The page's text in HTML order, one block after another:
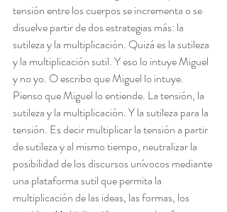
tensión entre los cuerpos se incrementa o se
disuelve partir de dos estrategias más: la
sutileza y la multiplicación. Quizá es la sutileza
y la multiplicación sutil. Y eso lo intuye Miguel
y no yo. O escribo que Miguel lo intuye.
Pienso que Miguel lo entiende. La tensión, la
sutileza y la multiplicación. Y la sutileza para la
tensión. Es decir multiplicar la tensión a partir
de sutileza y al mismo tiempo, neutralizar la
posibilidad de los discursos unívocos mediante
una plataforma sutil que permita la
multiplicación de las ideas, las formas, los